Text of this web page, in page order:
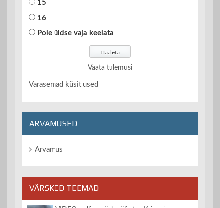
15
16
Pole üldse vaja keelata
Vaata tulemusi
Varasemad küsitlused
ARVAMUSED
Arvamus
VÄRSKED TEEMAD